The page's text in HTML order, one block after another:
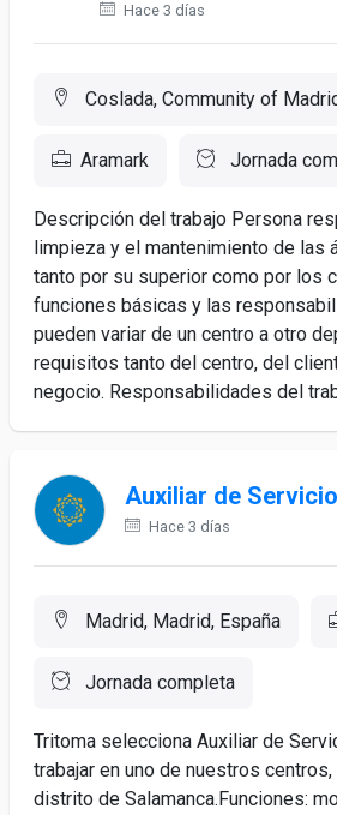
Hace 3 días
Coslada, Community of
Aramark Jornada
Descripción del trabajo Persona
limpieza y el mantenimiento de las
tanto por su superior como por los
funciones básicas y las
pueden variar de un centro a otro
requisitos tanto del centro, del
negocio. Responsabilidades del
Auxiliar de
Hace 3 días
Madrid, Madrid, España
Jornada completa
Tritoma selecciona Auxiliar de
trabajar en uno de nuestros
distrito de Salamanca.Funciones: